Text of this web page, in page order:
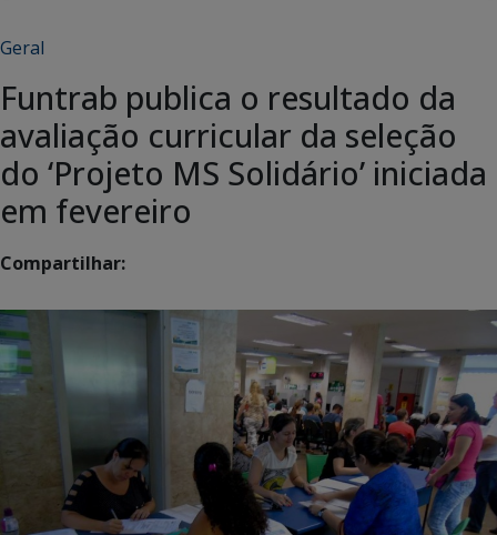
Geral
Funtrab publica o resultado da
avaliação curricular da seleção
do ‘Projeto MS Solidário’ iniciada
em fevereiro
Compartilhar: